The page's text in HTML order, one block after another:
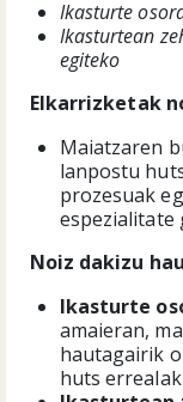
Ikasturte
Ikasturtean
egiteko
Elkarrizketak
Maiatzaren
lanpostu
prozesuak
espezialitate
Noiz dakizu
Ikasturte
amaieran,
hautagairik
huts